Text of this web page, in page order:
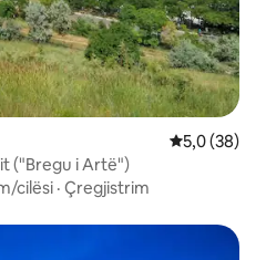
Vlerësimi
5,0 (38)
("Bregu i Artë")
cilësi · Çregjistrim